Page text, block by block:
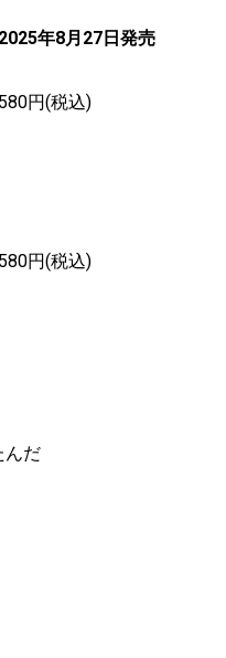
年8月27日発売
円(税込)
円(税込)
んだ